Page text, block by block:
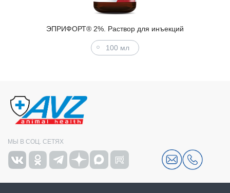
ЭПРИФОРТ® 2%. Раствор для инъекций
100 мл
МЫ В СОЦ. СЕТЯХ